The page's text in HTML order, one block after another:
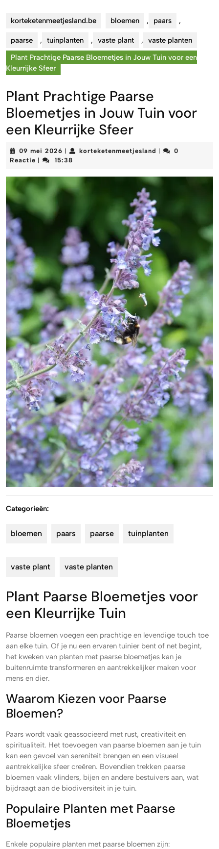
korteketenmeetjesland.be bloemen , paars ,
paarse , tuinplanten , vaste plant ,
vaste planten
Plant Prachtige Paarse Bloemetjes in Jouw Tuin voor een
Kleurrijke Sfeer
Plant Prachtige Paarse
Bloemetjes in Jouw Tuin voor
een Kleurrijke Sfeer
09 mei 2026 09
mei
korteketenmeetjesland
0
Reactie
15:38
Categorieën:
bloemen paars paarse tuinplanten
vaste plant vaste planten
Plant Paarse Bloemetjes voor
een Kleurrijke Tuin
Paarse bloemen voegen een prachtige en levendige touch toe
aan elke tuin. Of je nu een ervaren tuinier bent of net begint,
het kweken van planten met paarse bloemetjes kan je
buitenruimte transformeren en aantrekkelijker maken voor
mens en dier.
Waarom Kiezen voor Paarse
Bloemen?
Paars wordt vaak geassocieerd met rust, creativiteit en
spiritualiteit. Het toevoegen van paarse bloemen aan je tuin
kan een gevoel van sereniteit brengen en een visueel
aantrekkelijke sfeer creëren. Bovendien trekken paarse
bloemen vaak vlinders, bijen en andere bestuivers aan, wat
bijdraagt aan de biodiversiteit in je tuin.
Populaire Planten met Paarse
Bloemetjes
Enkele populaire planten met paarse bloemen zijn: